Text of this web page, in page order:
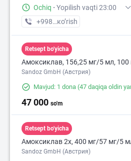
Ochiq · Yopilish vaqti 23:00
+998 (90) XXX-XX-XX
кo’rish
Retsept bo'yicha
Амоксиклав, 156,25 мг/5 мл, 100
Sandoz GmbH (Австрия)
Mavjud: 1 dona (47 daqiqa oldin
47 000 so'm
Retsept bo'yicha
Амоксиклав 2х, 400 мг/57 мг/5
Sandoz GmbH (Австрия)